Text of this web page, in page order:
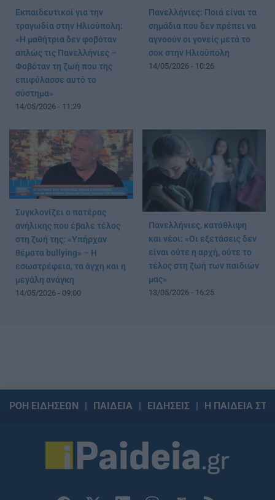
Εκπαιδευτικοί για την
τραγωδία στην Ηλιούπολη:
«Η μαθήτρια δεν φοβόταν
απλώς τις Πανελλήνιες –
Φοβόταν τη ζωή που της
επιφύλασσε αυτό το
σύστημα»
14/05/2026 - 11:29
Πανελλήνιες: Ποιά είναι τα
σημάδια που δεν πρέπει να
αγνοούν οι γονείς μετά το
σοκ στην Ηλιούπολη
14/05/2026 - 10:26
Συγκλονίζει ο πατέρας
ανήλικης που έβαλε τέλος
στη ζωή της: «Υπήρχαν
θέματα bullying» – Η
εσωστρέφεια, τα άγχη και η
μεγάλη ανάγκη
14/05/2026 - 09:00
Πανελλήνιες, κατάθλιψη
και νέοι: «Οι εξετάσεις δεν
είναι ούτε η αρχή, ούτε το
τέλος στη ζωή των παιδιών
μας»
13/05/2026 - 16:25
ΡΟΗ ΕΙΔΗΣΕΩΝ ΠΑΙΔΕΙΑ ΕΙΔΗΣΕΙΣ Η ΠΑΙΔΕΙΑ